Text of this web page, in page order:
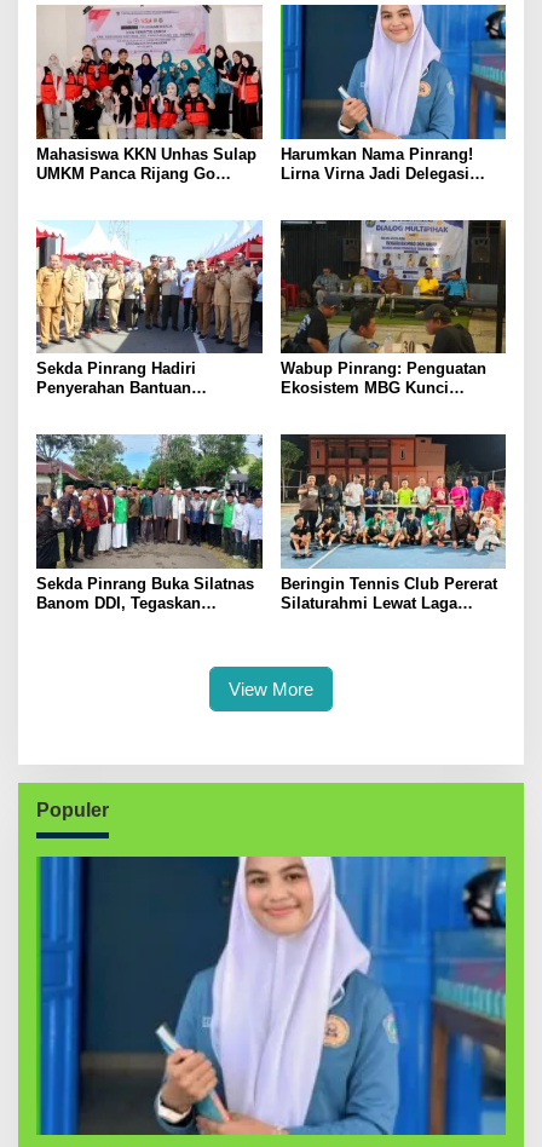
Mahasiswa KKN Unhas Sulap
UMKM Panca Rijang Go
Harumkan Nama Pinrang!
Lirna Virna Jadi Delegasi
Sekda Pinrang Hadiri
Penyerahan Bantuan
Wabup Pinrang: Penguatan
Ekosistem MBG Kunci
Sekda Pinrang Buka Silatnas
Banom DDI, Tegaskan
Beringin Tennis Club Pererat
Silaturahmi Lewat Laga
View More
Populer